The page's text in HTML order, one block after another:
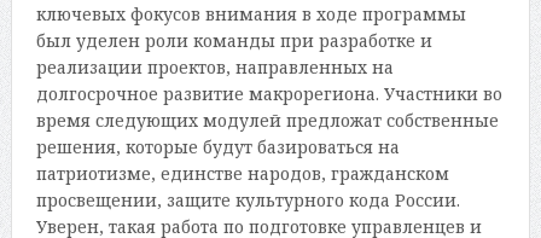
ключевых фокусов внимания в ходе программы
был уделен роли команды при разработке и
реализации проектов, направленных на
долгосрочное развитие макрорегиона. Участники во
время следующих модулей предложат собственные
решения, которые будут базироваться на
патриотизме, единстве народов, гражданском
просвещении, защите культурного кода России.
Уверен, такая работа по подготовке управленцев и